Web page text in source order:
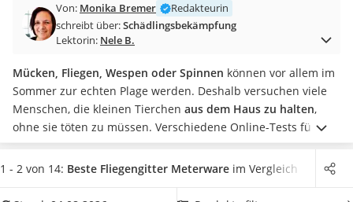
Bohrmaschine
Tiefbrunnenpumpe
Hochdruckreiniger
Doppelschleifer
Überwachungskamera
Benzinrasenmäher mit Elektrostart
Akku-Laubsauger
Multimeter
Von: Monika Bremer
Redakteurin
schreibt über:Schädlingsbekämpfung
Lektorin: Nele B.
Mücken, Fliegen, Wespen oder Spinnen können vor allem im
Sommer zur echten Plage werden. Deshalb versuchen viele
Menschen, die kleinen Tierchen aus dem Haus zu halten,
ohne sie töten zu müssen. Verschiedene Online-Tests für
Fliegengitter-Meterware raten zueinem reißfesten
Fliegengitter, das langlebig und robust ist. Fliegengitter gibt
1 - 2 von 14: Beste Fliegengitter Meterware im Vergleich